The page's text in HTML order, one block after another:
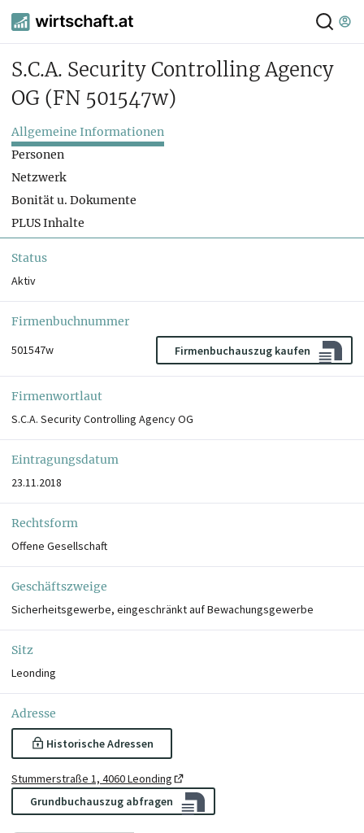
S.C.A. Security Controlling Agency
OG (FN 501547w)
Allgemeine Informationen
Personen
Netzwerk
Bonität u. Dokumente
PLUS Inhalte
Status
Aktiv
Firmenbuchnummer
501547w
Firmenbuchauszug kaufen
Firmenwortlaut
S.C.A. Security Controlling Agency OG
Eintragungsdatum
23.11.2018
Rechtsform
Offene Gesellschaft
Geschäftszweige
Sicherheitsgewerbe, eingeschränkt auf Bewachungsgewerbe
Sitz
Leonding
Adresse
Historische Adressen
Stummerstraße 1, 4060 Leonding
Grundbuchauszug abfragen